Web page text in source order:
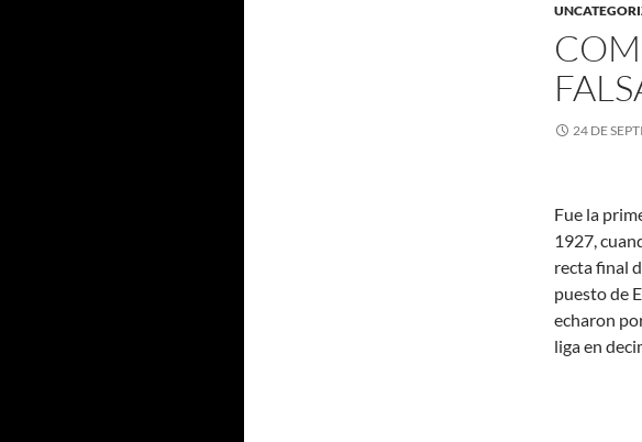
24 DE
Fue la
1927,
recta final
puesto de
echaron
liga en